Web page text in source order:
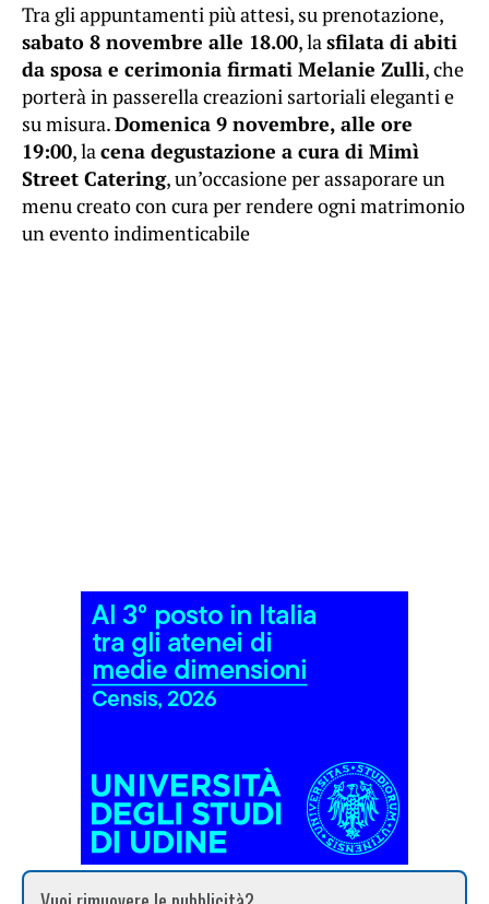
Tra gli appuntamenti più attesi, su prenotazione,
sabato 8 novembre alle 18.00, lasfilata di abiti
da sposa e cerimonia firmati Melanie Zulli, che
porterà in passerella creazioni sartoriali eleganti e
su misura.Domenica 9 novembre, alle ore
19:00, lacena degustazione a cura di Mimì
Street Catering, un’occasione per assaporare un
menu creato con cura per rendere ogni matrimonio
un evento indimenticabile